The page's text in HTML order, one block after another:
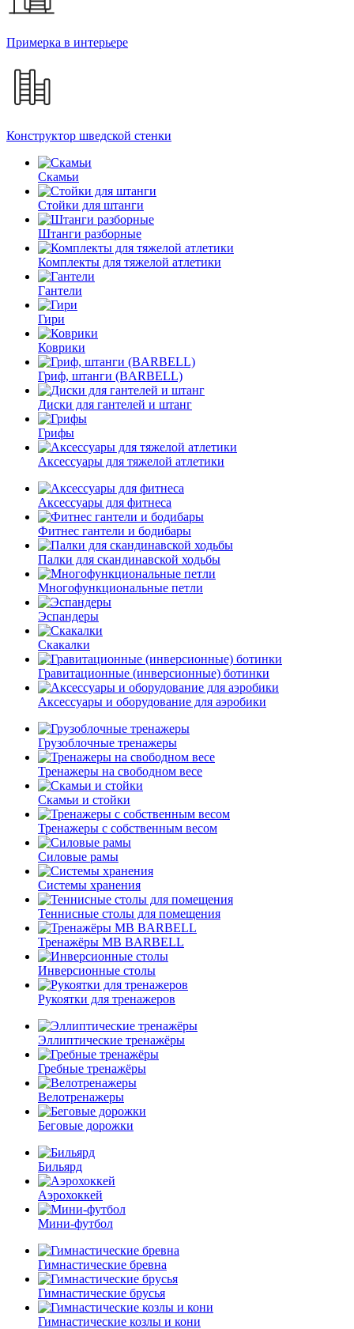
Примерка в интерьере
Конструктор шведской стенки
Скамьи
Стойки для штанги
Штанги разборные
Комплекты для тяжелой атлетики
Гантели
Гири
Коврики
Гриф, штанги (BARBELL)
Диски для гантелей и штанг
Грифы
Аксессуары для тяжелой атлетики
Аксессуары для фитнеса
Фитнес гантели и бодибары
Палки для скандинавской ходьбы
Многофункциональные петли
Эспандеры
Скакалки
Гравитационные (инверсионные) ботинки
Аксессуары и оборудование для аэробики
Грузоблочные тренажеры
Тренажеры на свободном весе
Скамьи и стойки
Тренажеры с собственным весом
Силовые рамы
Системы хранения
Теннисные столы для помещения
Тренажёры MB BARBELL
Инверсионные столы
Рукоятки для тренажеров
Эллиптические тренажёры
Гребные тренажёры
Велотренажеры
Беговые дорожки
Бильярд
Аэрохоккей
Мини-футбол
Гимнастические бревна
Гимнастические брусья
Гимнастические козлы и кони